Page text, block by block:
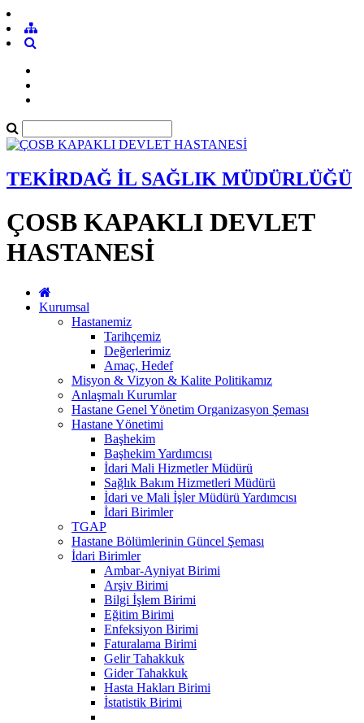
TEKİRDAĞ İL SAĞLIK MÜDÜRLÜĞÜ
ÇOSB KAPAKLI DEVLET
HASTANESİ
Kurumsal
Hastanemiz
Tarihçemiz
Değerlerimiz
Amaç, Hedef
Misyon & Vizyon & Kalite Politikamız
Anlaşmalı Kurumlar
Hastane Genel Yönetim Organizasyon Şeması
Hastane Yönetimi
Başhekim
Başhekim Yardımcısı
İdari Mali Hizmetler Müdürü
Sağlık Bakım Hizmetleri Müdürü
İdari ve Mali İşler Müdürü Yardımcısı
İdari Birimler
TGAP
Hastane Bölümlerinin Güncel Şeması
İdari Birimler
Ambar-Ayniyat Birimi
Arşiv Birimi
Bilgi İşlem Birimi
Eğitim Birimi
Enfeksiyon Birimi
Faturalama Birimi
Gelir Tahakkuk
Gider Tahakkuk
Hasta Hakları Birimi
İstatistik Birimi